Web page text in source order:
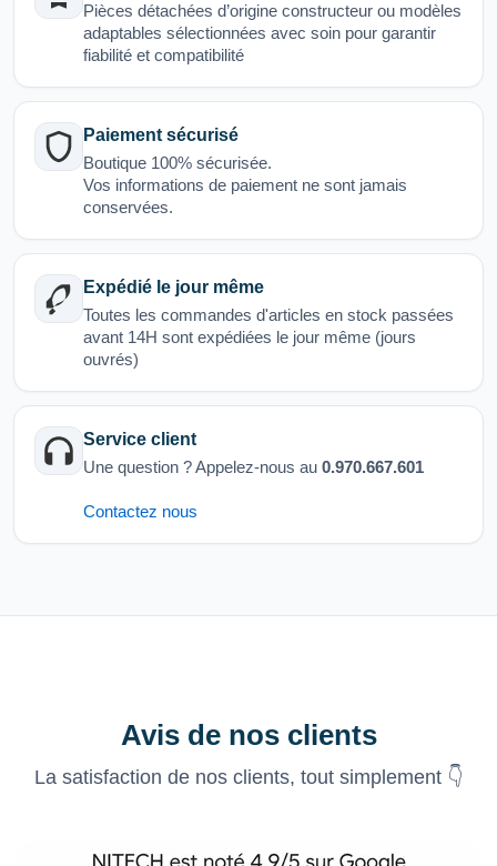
Pièces détachées d’origine constructeur ou modèles
adaptables sélectionnées avec soin pour garantir
fiabilité et compatibilité
Paiement sécurisé
Boutique 100% sécurisée.
Vos informations de paiement ne sont jamais
conservées.
Expédié le jour même
Toutes les commandes d'articles en stock passées
avant 14H sont expédiées le jour même (jours
ouvrés)
Service client
Une question ? Appelez-nous au 0.970.667.601
Contactez nous
Avis de nos clients
La satisfaction de nos clients, tout simplement 👇